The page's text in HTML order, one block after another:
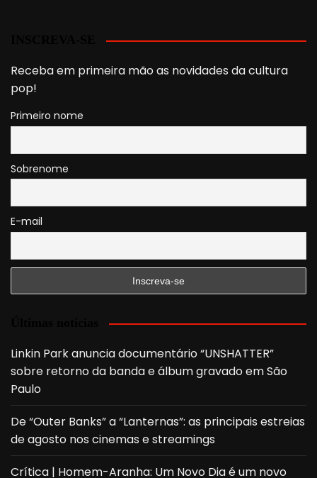
Receba em primeira mão as novidades da cultura
pop!
Primeiro nome
Sobrenome
E-mail
Linkin Park anuncia documentário “UNSHATTER”
sobre retorno da banda e álbum gravado em São
Paulo
De “Outer Banks” a “Lanternas”: as principais estreias
de agosto nos cinemas e streamings
Crítica | Homem-Aranha: Um Novo Dia é um novo